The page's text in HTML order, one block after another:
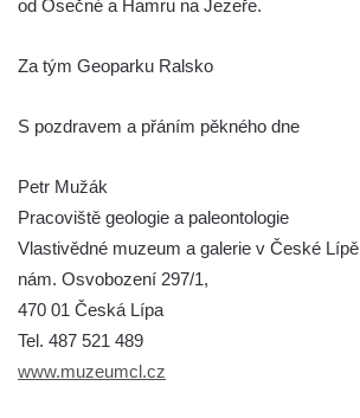
od Osečné a Hamru na Jezeře.
Za tým Geoparku Ralsko
S pozdravem a přáním pěkného dne
Petr Mužák
Pracoviště geologie a paleontologie
Vlastivědné muzeum a galerie v České Lípě
nám. Osvobození 297/1,
470 01 Česká Lípa
Tel. 487 521 489
www.muzeumcl.cz